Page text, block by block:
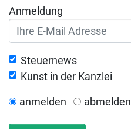
Anmeldung
Steuernews
Kunst in der Kanzlei
anmelden abmelden